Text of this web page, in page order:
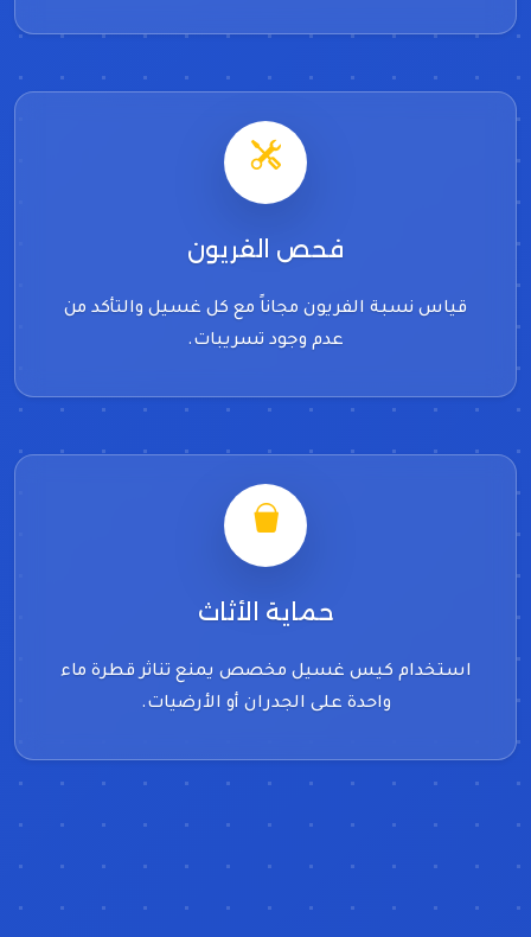
فحص الفريون
قياس نسبة الفريون مجاناً مع كل غسيل والتأكد من
عدم وجود تسريبات.
حماية الأثاث
استخدام كيس غسيل مخصص يمنع تناثر قطرة ماء
واحدة على الجدران أو الأرضيات.